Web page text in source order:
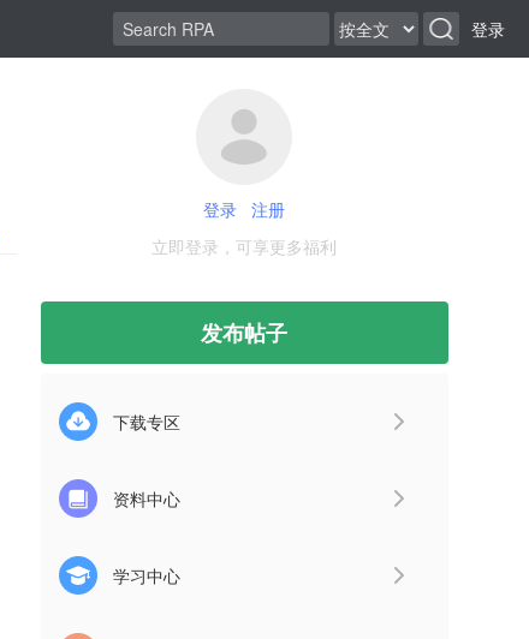
登录
登录
注册
立即登录，可享更多福利
发布帖子
下载专区
资料中心
学习中心